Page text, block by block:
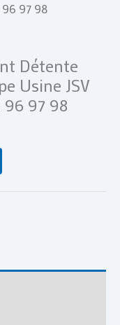
96 97 98
Détente
Usine JSV
96 97 98